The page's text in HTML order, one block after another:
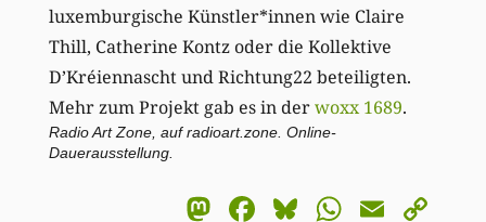
luxemburgische Künstler*innen wie Claire
Thill, Catherine Kontz oder die Kollektive
D’Kréiennascht und Richtung22 beteiligten.
Mehr zum Projekt gab es in derwoxx 1689.
Radio Art Zone, aufradioart.zone. Online-
Dauerausstellung.
Mastodon
Facebook
BlueskyEmail